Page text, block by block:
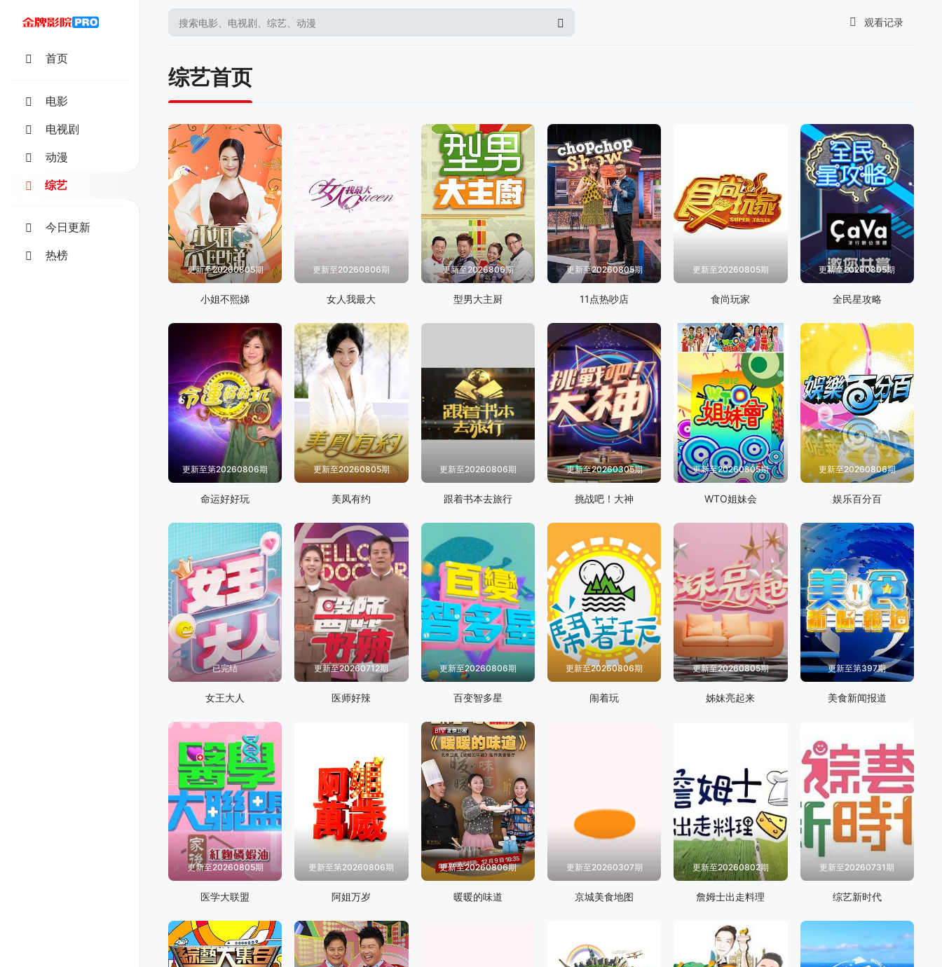
观看记录
暂无观看影片的记录
首页
电影
电视剧
动漫
综艺
今日更新
热榜
综艺首页
更新至20260805期
小姐不熙娣
更新至20260806期
女人我最大
更新至2026806期
型男大主厨
更新至20260805期
11点热吵店
更新至20260805期
食尚玩家
更新至20260805期
全民星攻略
更新至第20260806期
命运好好玩
更新至20260805期
美凤有约
更新至20260806期
跟着书本去旅行
更新至20260305期
挑战吧！大神
更新至20260805期
WTO姐妹会
更新至20260806期
娱乐百分百
已完结
女王大人
更新至20260712期
医师好辣
更新至20260806期
百变智多星
更新至20260806期
闹着玩
更新至20260805期
姊妹亮起来
更新至第397期
美食新闻报道
更新至20260805期
医学大联盟
更新至第20260806期
阿姐万岁
更新至20260806期
暖暖的味道
更新至20260307期
京城美食地图
更新至20260802期
詹姆士出走料理
更新至20260731期
综艺新时代